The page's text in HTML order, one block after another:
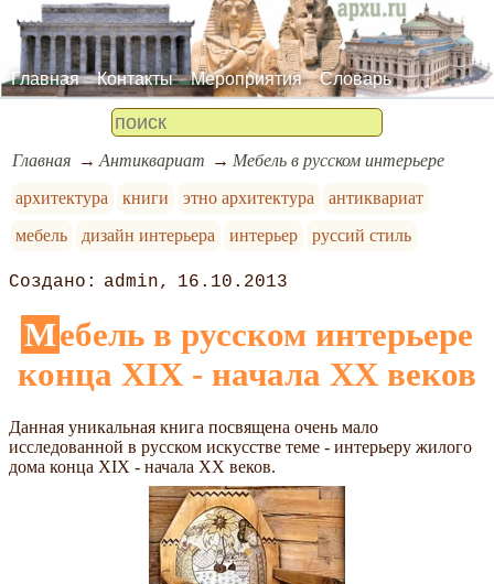
Главная Контакты Мероприятия Словарь
Главная Антиквариат
Мебель в русском интерьере
архитектура
книги этно архитектура
антиквариат
мебель
дизайн интерьера интерьер руссий стиль
admin 16.10.2013
Мебель в русском интерьере
конца XIX - начала XX веков
Данная уникальная книга посвящена очень мало
исследованной в русском искусстве теме - интерьеру жилого
дома конца XIX - начала XX веков.